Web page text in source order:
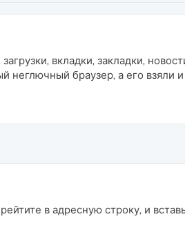
вкладки, закладки,
неглючный браузер, а его взяли и
в адресную строку, и